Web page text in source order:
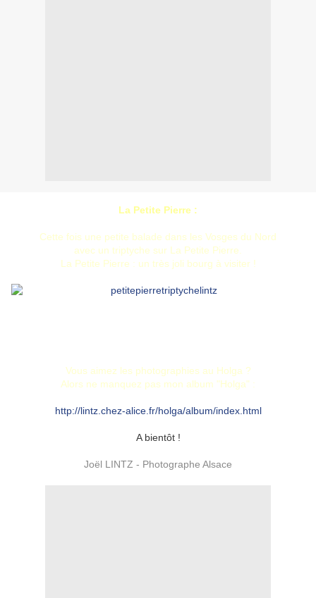
La Petite Pierre :
Cette fois une petite balade dans les Vosges du Nord
avec un triptyche sur La Petite Pierre.
La Petite Pierre : un très joli bourg à visiter !
Vous aimez les photographies au Holga ?
Alors ne manquez pas mon album "Holga" :
http://lintz.chez-alice.fr/holga/album/index.html
A bientôt !
Joël LINTZ - Photographe Alsace